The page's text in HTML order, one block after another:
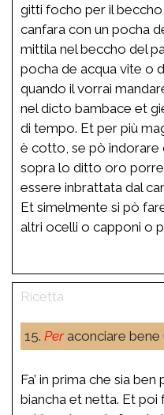
gitti focho per il
canfara con un pocha
mittila nel beccho del
pocha de acqua vite o
quando il vorrai
nel dicto bambace et
di tempo. Et per più
è cotto, se pò indorare
sopra lo ditto oro
essere inbrattata dal
Et simelmente si pò
altri ocelli o capponi o
15. Peraconciare bene
Fa’ in prima che sia
biancha et netta. Et